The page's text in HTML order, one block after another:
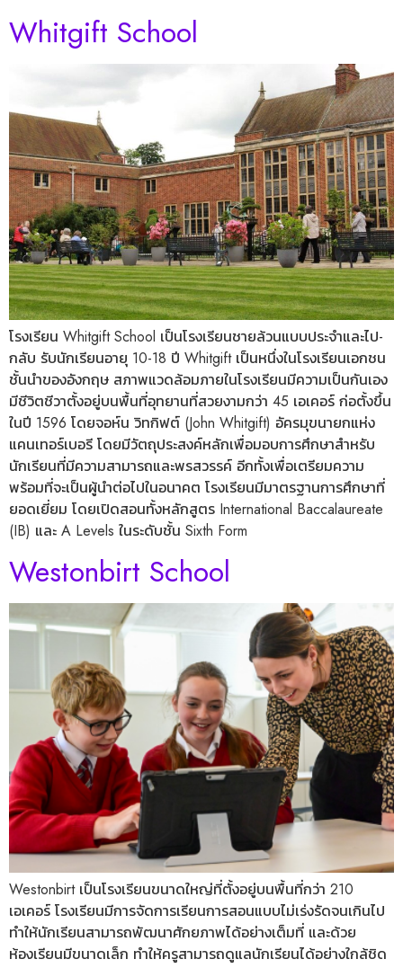
Whitgift School
โรงเรียน Whitgift School เป็นโรงเรียนชายล้วนแบบประจำและไป-
กลับ รับนักเรียนอายุ 10-18 ปี Whitgift เป็นหนึ่งในโรงเรียนเอกชน
ชั้นนำของอังกฤษ สภาพแวดล้อมภายในโรงเรียนมีความเป็นกันเอง
มีชีวิตชีวาตั้งอยู่บนพื้นที่อุทยานที่สวยงามกว่า 45 เอเคอร์ ก่อตั้งขึ้น
ในปี 1596 โดยจอห์น วิทกิฟต์ (John Whitgift) อัครมุขนายกแห่ง
แคนเทอร์เบอรี โดยมีวัตถุประสงค์หลักเพื่อมอบการศึกษาสำหรับ
นักเรียนที่มีความสามารถและพรสวรรค์ อีกทั้งเพื่อเตรียมความ
พร้อมที่จะเป็นผู้นำต่อไปในอนาคต โรงเรียนมีมาตรฐานการศึกษาที่
ยอดเยี่ยม โดยเปิดสอนทั้งหลักสูตร International Baccalaureate
(IB) และ A Levels ในระดับชั้น Sixth Form
Westonbirt School
Westonbirt เป็นโรงเรียนขนาดใหญ่ที่ตั้งอยู่บนพื้นที่กว่า 210
เอเคอร์ โรงเรียนมีการจัดการเรียนการสอนแบบไม่เร่งรัดจนเกินไป
ทำให้นักเรียนสามารถพัฒนาศักยภาพได้อย่างเต็มที่ และด้วย
ห้องเรียนมีขนาดเล็ก ทำให้ครูสามารถดูแลนักเรียนได้อย่างใกล้ชิด